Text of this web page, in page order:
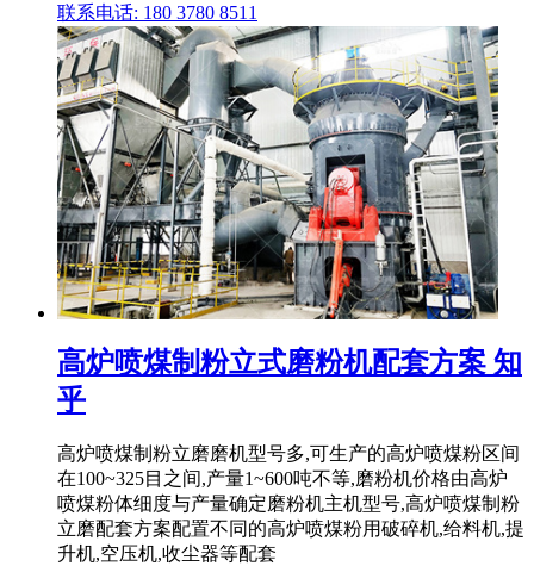
联系电话: 180 3780 8511
高炉喷煤制粉立式磨粉机配套方案 知
乎
高炉喷煤制粉立磨磨机型号多,可生产的高炉喷煤粉区间
在100~325目之间,产量1~600吨不等,磨粉机价格由高炉
喷煤粉体细度与产量确定磨粉机主机型号,高炉喷煤制粉
立磨配套方案配置不同的高炉喷煤粉用破碎机,给料机,提
升机,空压机,收尘器等配套